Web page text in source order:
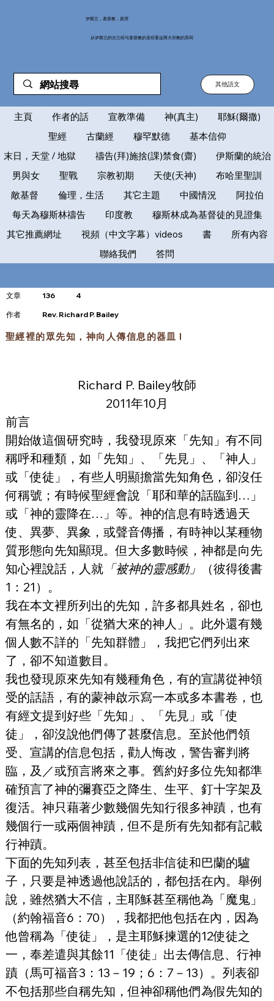
伊斯兰，基督教，真理
从伊斯兰的古兰经与基督教的圣经看这两大宗教的异同
其他語文
主頁 作者的話 宣教準備 神(真主)
耶穌(爾撒)
聖經
古蘭經 穆罕默德
基本信仰
末日，天堂 / 地獄
禱告(拜)施捨(課)禁食(齋)
伊斯蘭的統治
男與女
聖戰 宗教初期 天使(天神)
布哈里聖訓
敵基督
倫理，生活 其它主題 中國情況
阿拉伯
每天為穆斯林禱告
印度教
穆斯林成為基督徒的見證集
其它推薦網址
視頻（中文字幕）videos 書
所有內容
聯絡我們
答問
文章 136 4
​作者 Rev. Richard P. Bailey
聖經裡的眾先知，神向人傳信息的器皿 I
Richard P. Bailey牧師
2011年10月
前言
開始做這個研究時，我發現原來「先知」有不同
稱呼和種類，如「先知」、「先見」、「神人」
或「使徒」，有些人明顯擔當先知角色，卻沒任
何稱號；有時候聖經會說「耶和華的話臨到…」
或「神的靈降在…」等。神的信息有時透過天
使、異夢、異象，或聲音傳播，有時神以某種物
質形態向先知顯現。但大多數時候，神都是向先
知心裡說話，人就「被神的靈感動」
（彼得後書
1：21）。
我在本文裡所列出的先知，許多都具姓名，卻也
有無名的，如「從猶大來的神人」。此外還有幾
個人數不詳的「先知群體」，我把它們列出來
了，卻不知道數目。
我也發現原來先知有幾種角色，有的宣講從神領
受的話語，有的蒙神啟示寫一本或多本書卷，也
有經文提到好些「先知」、「先見」或「使
徒」，卻沒說他們傳了甚麼信息。至於他們領
受、宣講的信息包括，勸人悔改，警告審判將
臨，及／或預言將來之事。舊約好多位先知都準
確預言了神的彌賽亞之降生、生平、釘十字架及
復活。神只藉著少數幾個先知行很多神蹟，也有
幾個行一或兩個神蹟，但不是所有先知都有記載
行神蹟。
下面的先知列表，甚至包括非信徒和巴蘭的驢
子，只要是神透過他說話的，都包括在內。舉例
說，雖然猶大不信，主耶穌甚至稱他為「魔鬼」
（約翰福音6：70），我都把他包括在內，因為
他曾稱為「使徒」，是主耶穌揀選的12使徒之
一，奉差遣與其餘11「使徒」出去傳信息、行神
蹟（馬可福音3：13－19；6：7－13）。列表卻
不包括那些自稱先知，但神卻稱他們為假先知的